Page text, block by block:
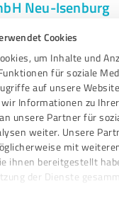
Cookies
um Inhalte und
für soziale
auf unsere
Informationen zu
unsere Partner für
weiter. Unsere
mit
ihnen bereitgestellt
der Dienste
Neu-Isenburg
und Cybersicherheit
SERVICES CYBERSICHERHEIT
HYBRID CLOUD
INTELLIGENTE SICHERHEIT
SOZIALE